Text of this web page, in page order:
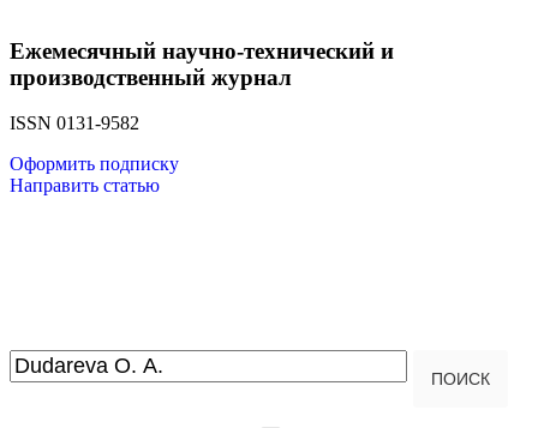
Ежемесячный научно-технический и
производственный журнал
ISSN 0131-9582
Оформить подписку
Направить статью
Введите текст для поиска...
ПОИСК